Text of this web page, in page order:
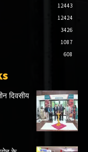
12443
12424
3426
1087
608
दिवसीय